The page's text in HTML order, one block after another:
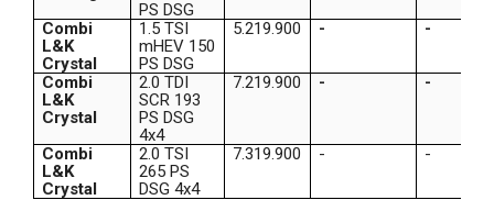
PS DSG
Combi
L&K
Crystal
1.5 TSI
mHEV 150
PS DSG
5.219.900 - -
Combi
L&K
Crystal
2.0 TDI
SCR 193
PS DSG
4x4
7.219.900 - -
Combi
L&K
Crystal
2.0 TSI
265 PS
DSG 4x4
7.319.900 - -